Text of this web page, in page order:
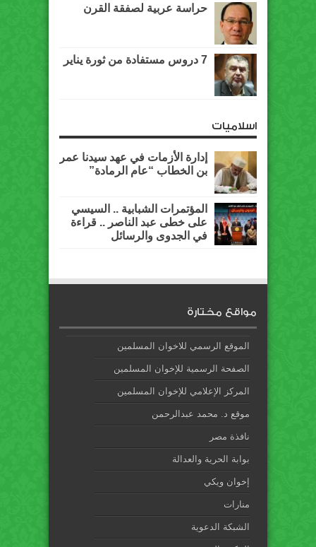
حراسة عربية لصفقة القرن
7 دروس مستفادة من ثورة يناير
اسلاميات
إدارة الأزمات في عهد سيدنا عمر
بن الخطاب “عام الرمادة”
المؤتمرات الشبابية .. السيسي
على خطى عبد الناصر .. قراءة
في الجدوى والرسائل
مواقع مختارة
الموقع الرسمي للاخوان المسلمين
الصفحة الرسمية للإخوان المسلمين
المركز الإعلامي للإخوان المسلمين
موقع د. محمد عبدالرحمن
نافذة مصر
بوابة الحرية والعدالة
إخوان ويكي
منارات
الشبكة الدعوية